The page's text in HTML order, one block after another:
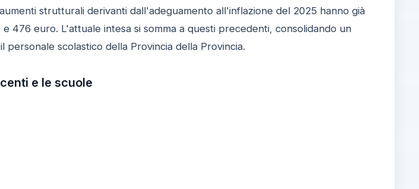
strutturali derivanti dall'adeguamento all'inflazione del 2025 hanno già
476 euro. L'attuale intesa si somma a questi precedenti, consolidando un
scolastico della Provincia della Provincia.
e le scuole